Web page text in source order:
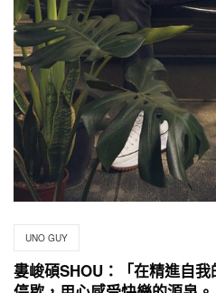
UNO GUY
婁峻碩SHOU：「在精進自